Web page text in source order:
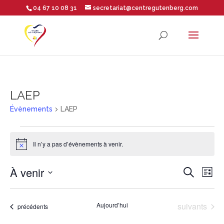
Ouvrir la barre d’outils
04 67 10 08 31 secretariat@centregutenberg.com
LAEP
Évènements LAEP
Évènements
Notice Il n’y a pas d’évènements à venir.
et
Recherche
de
Liste
À venir
Sélectionnez
Évènements
précédents Aujourd’hui Évènements
suivants